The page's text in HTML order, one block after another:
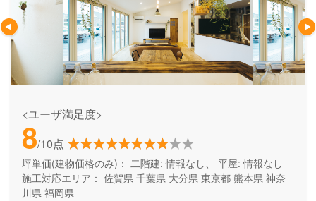
<ユーザ満足度>
8/10点
坪単価(建物価格のみ)： 二階建: 情報なし、 平屋: 情報なし
施工対応エリア： 佐賀県 千葉県 大分県 東京都 熊本県 神奈
川県 福岡県